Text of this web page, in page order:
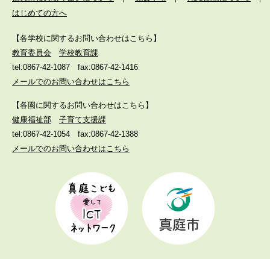
はじめての方へ
【各学校に関するお問い合わせはこちら】
教育委員会
学校教育課
tel:0867-42-1087
fax:0867-42-1416
メールでのお問い合わせはこちら
【各園に関するお問い合わせはこちら】
健康福祉部
子育て支援課
tel:0867-42-1054
fax:0867-42-1388
メールでのお問い合わせはこちら